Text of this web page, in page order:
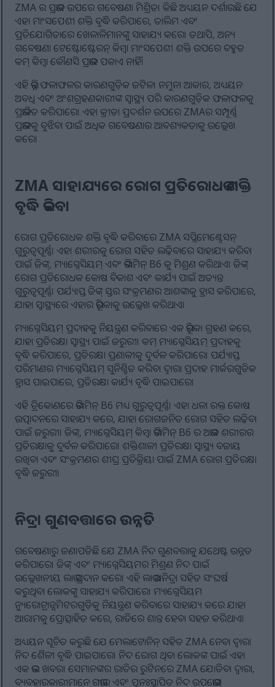
ZMA ର ପ୍ରଭାବ ଉପରେ ଗବେଷଣା ମିଶ୍ରିତ। କିଛି ଅଧ୍ୟୟନ ଦର୍ଶାଉଛି ଯେ
ଏହା ମାଂସପେଶୀ ଶକ୍ତି ବୃଦ୍ଧି କରିପାରେ, ତାଲିମ ଏବଂ
ପ୍ରତିଯୋଗିତାରେ ଖେଳାଳିମାନଙ୍କୁ ସାହାଯ୍ୟ କରେ। ତଥାପି, ଅନ୍ୟ
ଗବେଷଣା ଟେଷ୍ଟୋଷ୍ଟେରନ୍ କିମ୍ବା ମାଂସପେଶୀ ଶକ୍ତି ଉପରେ ବହୁତ
କମ୍ କିମ୍ବା କୌଣସି ପ୍ରଭାବ ପକାଏ ନାହିଁ।
ଏହି ଭିନ୍ନ ଫଳାଫଳର କାରଣଗୁଡ଼ିକ ଜଟିଳ। ନମୁନା ଆକାର, ଅଧ୍ୟୟନ
ଅବଧି ଏବଂ ଅଂଶଗ୍ରହଣକାରୀଙ୍କ ସ୍ୱାସ୍ଥ୍ୟ ପରି କାରଣଗୁଡ଼ିକ ଫଳାଫଳକୁ
ପ୍ରଭାବିତ କରିପାରେ। ଏହା କ୍ରୀଡା ପ୍ରଦର୍ଶନ ଉପରେ ZMAର ସମ୍ପୂର୍ଣ୍ଣ
ପ୍ରଭାବକୁ ବୁଝିବା ପାଇଁ ଅଧିକ ଗବେଷଣାର ଆବଶ୍ୟକତାକୁ ଉଲ୍ଲେଖ
କରେ।
ZMA ସାହାଯ୍ୟରେ ରୋଗ ପ୍ରତିରୋଧକ ଶକ୍ତି
ବୃଦ୍ଧି କରିବା
ରୋଗ ପ୍ରତିରୋଧକ ଶକ୍ତି ବୃଦ୍ଧି କରିବାରେ ZMA ସପ୍ଲିମେଣ୍ଟେସନ୍
ଗୁରୁତ୍ୱପୂର୍ଣ୍ଣ। ଏହା ଶରୀରକୁ ରୋଗ ସହିତ ଲଢ଼ିବାରେ ସାହାଯ୍ୟ କରିବା
ପାଇଁ ଜିଙ୍କ୍, ମ୍ୟାଗ୍ନେସିୟମ୍ ଏବଂ ଭିଟାମିନ୍ B6 କୁ ମିଶ୍ରଣ କରିଥାଏ। ଜିଙ୍କ୍
ରୋଗ ପ୍ରତିରୋଧକ କୋଷ ବିକାଶ ଏବଂ କାର୍ଯ୍ୟ ପାଇଁ ଅତ୍ୟନ୍ତ
ଗୁରୁତ୍ୱପୂର୍ଣ୍ଣ। ପର୍ଯ୍ୟାପ୍ତ ଜିଙ୍କ୍ ସ୍ତର ସଂକ୍ରମଣର ଆଶଙ୍କାକୁ ହ୍ରାସ କରିପାରେ,
ଯାହା ସ୍ୱାସ୍ଥ୍ୟରେ ଏହାର ଭୂମିକାକୁ ଉଲ୍ଲେଖ କରିଥାଏ।
ମ୍ୟାଗ୍ନେସିୟମ୍ ପ୍ରଦାହକୁ ନିୟନ୍ତ୍ରଣ କରିବାରେ ଏକ ଭୂମିକା ଗ୍ରହଣ କରେ,
ଯାହା ପ୍ରତିରକ୍ଷା ସ୍ୱାସ୍ଥ୍ୟ ପାଇଁ ଜରୁରୀ। କମ୍ ମ୍ୟାଗ୍ନେସିୟମ୍ ପ୍ରଦାହକୁ
ବୃଦ୍ଧି କରିପାରେ, ପ୍ରତିରକ୍ଷା ପ୍ରଣାଳୀକୁ ଦୁର୍ବଳ କରିପାରେ। ପର୍ଯ୍ୟାପ୍ତ
ପରିମାଣର ମ୍ୟାଗ୍ନେସିୟମ୍ ସୁନିଶ୍ଚିତ କରିବା ଦ୍ଵାରା ପ୍ରଦାହ ମାର୍କରଗୁଡିକ
ହ୍ରାସ ପାଇପାରେ, ପ୍ରତିରକ୍ଷା କାର୍ଯ୍ୟ ବୃଦ୍ଧି ପାଇପାରେ।
ଏହି ତ୍ରିକୋଣରେ ଭିଟାମିନ୍ B6 ମଧ୍ୟ ଗୁରୁତ୍ୱପୂର୍ଣ୍ଣ। ଏହା ଧଳା ରକ୍ତ କୋଷ
ଉତ୍ପାଦନରେ ସାହାଯ୍ୟ କରେ, ଯାହା ରୋଗଜନିତ ରୋଗ ସହିତ ଲଢ଼ିବା
ପାଇଁ ଜରୁରୀ। ଜିଙ୍କ୍, ମ୍ୟାଗ୍ନେସିୟମ୍ କିମ୍ବା ଭିଟାମିନ୍ B6 ର ଅଭାବ ଶରୀରର
ପ୍ରତିରକ୍ଷାକୁ ଦୁର୍ବଳ କରିପାରେ। ଶକ୍ତିଶାଳୀ ପ୍ରତିରକ୍ଷା ସ୍ୱାସ୍ଥ୍ୟ ବଜାୟ
ରଖିବା ଏବଂ ସଂକ୍ରମଣର ଶୀଘ୍ର ପ୍ରତିକ୍ରିୟା ପାଇଁ ZMA ରୋଗ ପ୍ରତିରକ୍ଷା
ବୃଦ୍ଧି ଜରୁରୀ।
ନିଦ୍ରା ଗୁଣବତ୍ତାରେ ଉନ୍ନତି
ଗବେଷଣାରୁ ଜଣାପଡିଛି ଯେ ZMA ନିଦ ଗୁଣବତ୍ତାକୁ ଯଥେଷ୍ଟ ଉନ୍ନତ
କରିପାରେ। ଜିଙ୍କ୍ ଏବଂ ମ୍ୟାଗ୍ନେସିୟମର ମିଶ୍ରଣ ନିଦ ପାଇଁ
ଉଲ୍ଲେଖନୀୟ ଲାଭ ପ୍ରଦାନ କରେ। ଏହି ଲାଭ ଅନିଦ୍ରା ସହିତ ସଂଘର୍ଷ
କରୁଥିବା ଲୋକଙ୍କୁ ସାହାଯ୍ୟ କରିପାରେ। ମ୍ୟାଗ୍ନେସିୟମ
ନ୍ୟୁରୋଟ୍ରାନ୍ସମିଟରଗୁଡ଼ିକୁ ନିୟନ୍ତ୍ରଣ କରିବାରେ ସାହାଯ୍ୟ କରେ ଯାହା
ଆରାମକୁ ପ୍ରୋତ୍ସାହିତ କରେ, ରାତିରେ ଶାନ୍ତ ହେବା ସହଜ କରିଥାଏ।
ଅଧ୍ୟୟନ ସୂଚିତ କରୁଛି ଯେ ମେଲାଟୋନିନ୍ ସହିତ ZMA ନେବା ଦ୍ୱାରା
ନିଦ ଶୈଳୀ ବୃଦ୍ଧି ପାଇପାରେ। ନିଦ ରୋଗ ଥିବା ଲୋକଙ୍କ ପାଇଁ ଏହା
ଏକ ଭଲ ଖବର। ସେମାନଙ୍କର ରାତିର ରୁଟିନରେ ZMA ଯୋଡିବା ଦ୍ୱାରା,
ବ୍ୟବହାରକାରୀମାନେ ଗଭୀର ଏବଂ ପୁନଃସ୍ଥାପିତ ନିଦ ଉପଭୋଗ